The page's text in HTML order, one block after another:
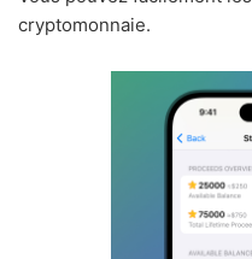
cryptomonnaie.